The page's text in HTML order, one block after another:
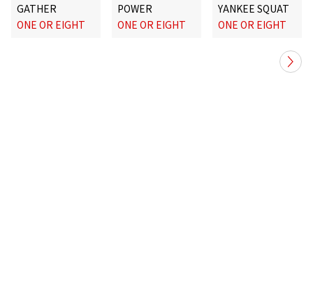
GATHER
ONE OR EIGHT
POWER
ONE OR EIGHT
YANKEE SQUAT
ONE OR EIGHT